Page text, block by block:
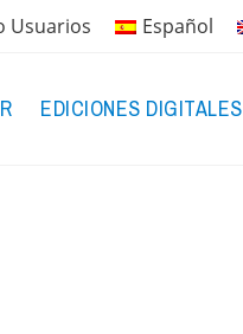
Usuarios Español
EDICIONES DIGITALES